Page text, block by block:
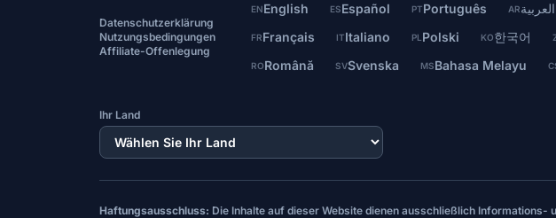
Datenschutzerklärung
Nutzungsbedingungen
Affiliate-Offenlegung
ENEnglish ESEspañol PTPortuguês ARالعربية
FRFrançais ITItaliano PL Polski KO한국어
RORomână SVSvenska MSBahasa Melayu
Ihr Land
Haftungsausschluss: Die Inhalte auf dieser Website dienen ausschließlich